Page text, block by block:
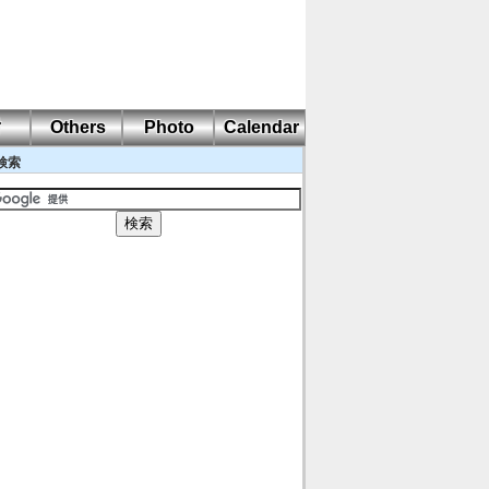
Others Photo Calendar
索